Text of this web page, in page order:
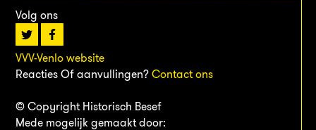
Volg ons
VVV-Venlo website
Reacties Of aanvullingen? Contact ons
© Copyright Historisch Besef
Mede mogelijk gemaakt door: